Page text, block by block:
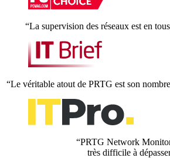
“La supervision des réseaux est en
“Le véritable atout de PRTG est son
“PRTG Network
très difficile à